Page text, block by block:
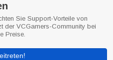
Sie Support-Vorteile von
der VCGamers-Community bei
Preise.